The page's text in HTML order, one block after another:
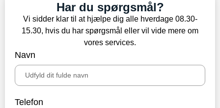
Har du spørgsmål?
Vi sidder klar til at hjælpe dig alle hverdage 08.30-
15.30, hvis du har spørgsmål eller vil vide mere om
vores services.
Navn
Telefon